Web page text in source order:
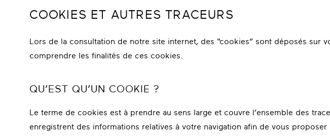
COOKIES ET AUTRES TRACEURS
Lors de la consultation de notre site internet, des “cookies” sont déposés
comprendre les finalités de ces cookies.
QU’EST QU’UN COOKIE ?
Le terme de cookies est à prendre au sens large et couvre l’ensemble des
enregistrent des informations relatives à votre navigation afin de vous